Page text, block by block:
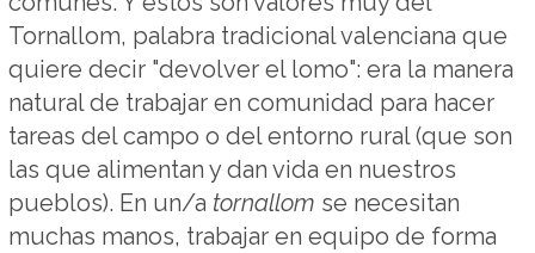
Tornallom, palabra tradicional valenciana que
quiere decir "devolver el lomo": era la manera
natural de trabajar en comunidad para hacer
tareas del campo o del entorno rural (que son
las que alimentan y dan vida en nuestros
pueblos). En un/a tornallom se necesitan
muchas manos, trabajar en equipo de forma